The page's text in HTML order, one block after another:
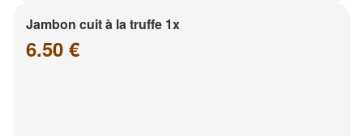
Jambon cuit à la truffe 1x
6.50 €